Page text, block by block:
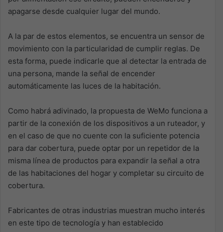
apagarse desde cualquier lugar del mundo.
A la par de estos elementos, se encuentra un sensor de
movimiento con la particularidad de cumplir reglas. De
esta forma, puede indicarle que al detectar la entrada de
una persona, mande la señal de encender
automáticamente las luces de la habitación.
Como habrá adivinado, la propuesta de WeMo funciona a
partir de la conexión de los dispositivos a un ruteador, y
en el caso de que no cuente con la suficiente potencia
para dar cobertura, puede optar por un repetidor de la
misma línea de productos para expandir la señal a otra
de las habitaciones del hogar y completar su circuito de
cobertura.
Fabricantes de otras industrias muestran mucho interés
en este tipo de tecnología y han establecido